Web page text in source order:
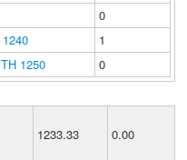
0
1
1250
0
1233.33 0.00